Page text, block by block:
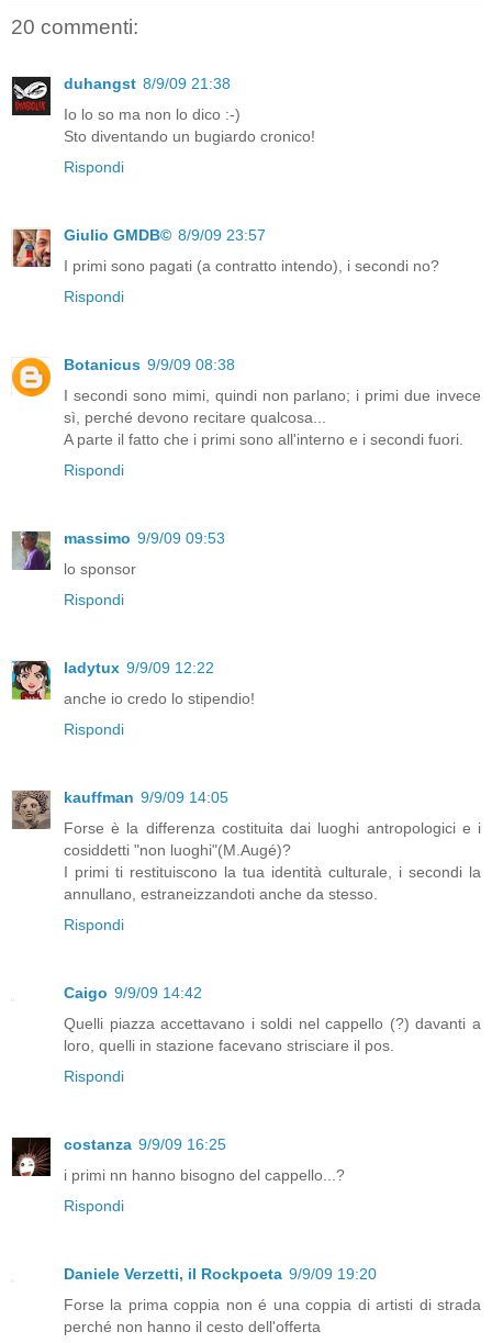
20 commenti:
duhangst 8/9/09 21:38
Io lo so ma non lo dico :-)
Sto diventando un bugiardo cronico!
Rispondi
Giulio GMDB© 8/9/09 23:57
I primi sono pagati (a contratto intendo), i secondi no?
Rispondi
Botanicus 9/9/09 08:38
I secondi sono mimi, quindi non parlano; i primi due invece
sì, perché devono recitare qualcosa...
A parte il fatto che i primi sono all'interno e i secondi fuori.
Rispondi
massimo 9/9/09 09:53
lo sponsor
Rispondi
ladytux 9/9/09 12:22
anche io credo lo stipendio!
Rispondi
kauffman 9/9/09 14:05
Forse è la differenza costituita dai luoghi antropologici e i
cosiddetti "non luoghi"(M.Augé)?
I primi ti restituiscono la tua identità culturale, i secondi la
annullano, estraneizzandoti anche da stesso.
Rispondi
Caigo 9/9/09 14:42
Quelli piazza accettavano i soldi nel cappello (?) davanti a
loro, quelli in stazione facevano strisciare il pos.
Rispondi
costanza 9/9/09 16:25
i primi nn hanno bisogno del cappello...?
Rispondi
Daniele Verzetti, il Rockpoeta 9/9/09 19:20
Forse la prima coppia non é una coppia di artisti di strada
perché non hanno il cesto dell'offerta